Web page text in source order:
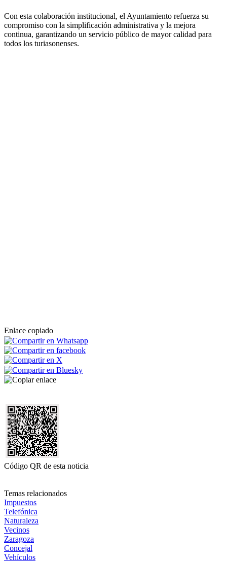
Con esta colaboración institucional, el Ayuntamiento refuerza su
compromiso con la simplificación administrativa y la mejora
continua, garantizando un servicio público de mayor calidad para
todos los turiasonenses.
Enlace copiado
Código QR de esta noticia
Temas relacionados
Impuestos
Telefónica
Naturaleza
Vecinos
Zaragoza
Concejal
Vehículos